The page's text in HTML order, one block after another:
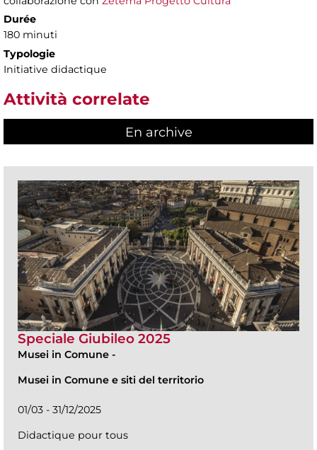
Durée
180 minuti
Typologie
Initiative didactique
Attività correlate
En archive
Speciale Giubileo 2025
Musei in Comune -
Musei in Comune e siti del territorio
01/03 - 31/12/2025
Didactique pour tous